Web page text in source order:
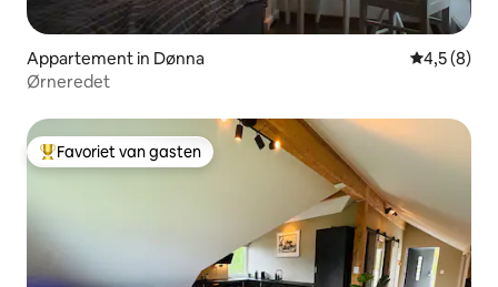
Appartement in Dønna
4,5 (8)
Ørneredet
Topfavoriet van gasten
Favoriet van gasten